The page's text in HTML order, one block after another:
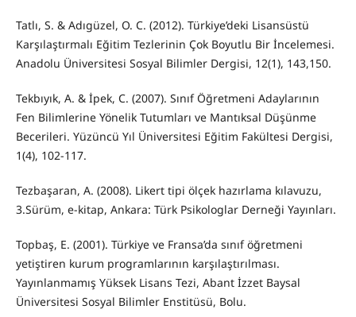
Tatlı, S. & Adıgüzel, O. C. (2012). Türkiye’deki Lisansüstü
Karşılaştırmalı Eğitim Tezlerinin Çok Boyutlu Bir İncelemesi.
Anadolu Üniversitesi Sosyal Bilimler Dergisi, 12(1), 143,150.
Tekbıyık, A. & İpek, C. (2007). Sınıf Öğretmeni Adaylarının
Fen Bilimlerine Yönelik Tutumları ve Mantıksal Düşünme
Becerileri. Yüzüncü Yıl Üniversitesi Eğitim Fakültesi Dergisi,
1(4), 102-117.
Tezbaşaran, A. (2008). Likert tipi ölçek hazırlama kılavuzu,
3.Sürüm, e-kitap, Ankara: Türk Psikologlar Derneği Yayınları.
Topbaş, E. (2001). Türkiye ve Fransa’da sınıf öğretmeni
yetiştiren kurum programlarının karşılaştırılması.
Yayınlanmamış Yüksek Lisans Tezi, Abant İzzet Baysal
Üniversitesi Sosyal Bilimler Enstitüsü, Bolu.